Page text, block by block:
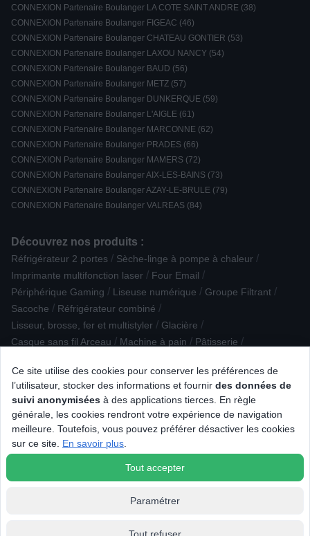
Ce site utilise des cookies pour conserver les préférences de
l’utilisateur, stocker des informations et fournir des données de
suivi anonymisées à des applications tierces. En règle
générale, les cookies rendront votre expérience de navigation
meilleure. Toutefois, vous pouvez préférer désactiver les cookies
sur ce site. En savoir plus
Tout accepter
Paramétrer
CONNEXION Partenaire Boulanger LA COTE SAINT ANDRE (38)
CONNEXION Partenaire Boulanger FIGEAC (46)
CONNEXION Partenaire Boulanger CHATEAU GONTIER (53)
CONNEXION Partenaire Boulanger LAXOU NANCY (54)
CONNEXION Partenaire Boulanger BAUD (56)
CONNEXION Partenaire Boulanger METZ (57)
CONNEXION Partenaire Boulanger DUNKERQUE (59)
CONNEXION Partenaire Boulanger L'AIGLE (61)
CONNEXION Partenaire Boulanger MARCONNE (62)
CONNEXION Partenaire Boulanger PRADES (66)
CONNEXION Partenaire Boulanger MAMERS (72)
CONNEXION Partenaire Boulanger AIX-LES-BAINS (73)
CONNEXION Partenaire Boulanger AZAY-LE-BRULE (79)
CONNEXION Partenaire Boulanger VALREAS (84)
Découvrez nos produits :
Réfrigérateur 2 portes / Sèche-linge à pompe à chaleur /
Imprimante multifonction laser / Four Email /
Périphérique Gaming / Liseuse numérique / Groupe Filtrant /
Sacoche / Réfrigérateur combiné /
Lisseur, brosse, fer et multistyler / Glacière /
Casque sans fil Arceau / Machine à pain / Pâtisserie /
Tondeuse à cheveux / Hachoir / râpe / Plaque de cuisson posable
Clavier gamer / Aspirateur traîneau avec sac / Nintendo /
Unité centrale Appareil photo obj. interchangeable
Accessoire téléphonie Cuisinière induction / Disque dur / SSD
Lecteur CD / Loisirs éducatifs
Accessoire Epilation / Rasage / Mini four
© 2026 Tous droits réservés Connexion.fr